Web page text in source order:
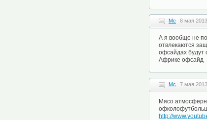
Mc 8 мая
А я вообще не
отвлекаются
офсайдах будут
Африке офсайд
Mc 7 мая
Мясо
http://